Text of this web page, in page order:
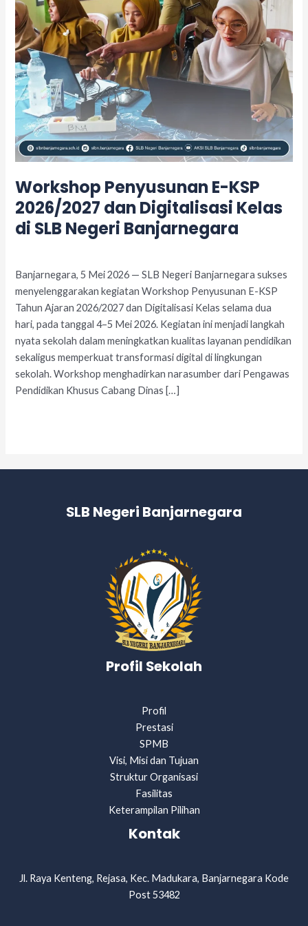
Workshop Penyusunan E-KSP
2026/2027 dan Digitalisasi Kelas
di SLB Negeri Banjarnegara
Banjarnegara, 5 Mei 2026 — SLB Negeri Banjarnegara sukses
menyelenggarakan kegiatan Workshop Penyusunan E-KSP
Tahun Ajaran 2026/2027 dan Digitalisasi Kelas selama dua
hari, pada tanggal 4–5 Mei 2026. Kegiatan ini menjadi langkah
nyata sekolah dalam meningkatkan kualitas layanan pendidikan
sekaligus memperkuat transformasi digital di lingkungan
sekolah. Workshop menghadirkan narasumber dari Pengawas
Pendidikan Khusus Cabang Dinas […]
Kelas
di
SLB
Negeri
Banjarnegara
SLB Negeri Banjarnegara
Profil Sekolah
Profil
Prestasi
SPMB
Visi, Misi dan Tujuan
Struktur Organisasi
Fasilitas
Keterampilan Pilihan
Kontak
Jl. Raya Kenteng, Rejasa, Kec. Madukara, Banjarnegara Kode
Post 53482